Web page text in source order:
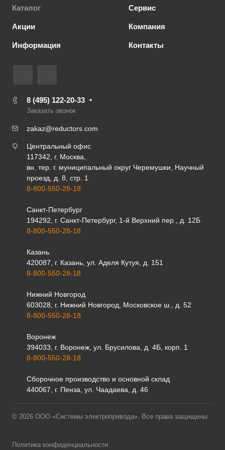
Каталог Сервис
Акции Компания
Информация Контакты
8 (495) 122-20-33
Заказать звонок
zakaz@reductors.com
Центральный офис
117342, г. Москва,
вн. тер. г. муниципальный округ Черемушки, Научный
проезд, д. 8, стр. 1
8-800-550-28-18
Санкт-Петербург
194292, г. Санкт-Петербург, 1-й Верхний пер., д. 12Б
8-800-550-28-18
Казань
420087, г. Казань, ул. Аделя Кутуя, д. 151
8-800-550-28-18
Нижний Новгород
603028, г. Нижний Новгород, Московское ш., д. 52
8-800-550-28-18
Воронеж
394033, г. Воронеж, ул. Брусилова, д. 4Б, корп. 1
8-800-550-28-18
Сборочное производство и основной склад
440067, г. Пенза, ул. Чаадаева, д. 46
© 2026 ООО «Системы электропривода». Все права защищены
Политика конфиденциальности